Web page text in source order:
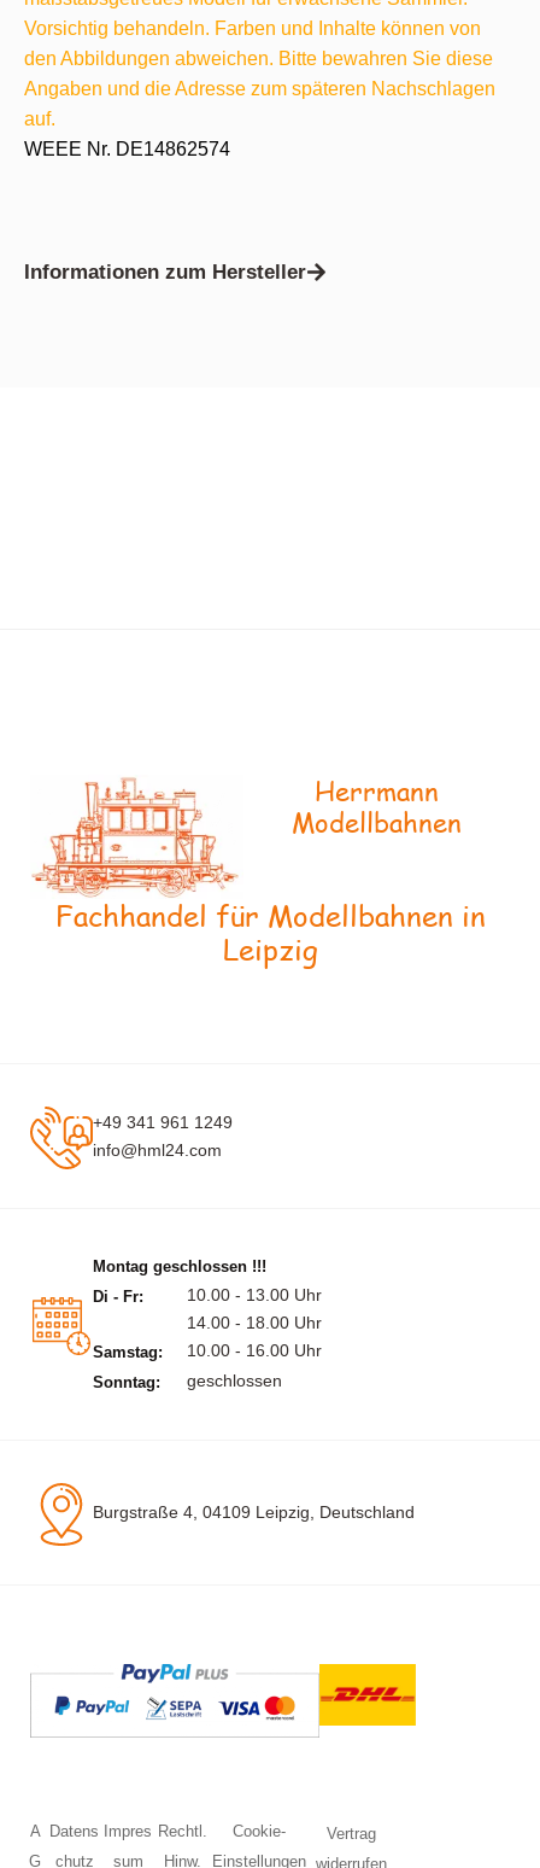
Vorsichtig behandeln. Farben und Inhalte können von
den Abbildungen abweichen. Bitte bewahren Sie diese
Angaben und die Adresse zum späteren Nachschlagen
auf.
WEEE Nr. DE14862574
Informationen zum Hersteller
Herrmann
Modellbahnen
Fachhandel für Modellbahnen in
Leipzig
+49 341 961 1249
info@hml24.com
Montag geschlossen !!!
Di - Fr:
10.00 - 13.00 Uhr
14.00 - 18.00 Uhr
Samstag: 10.00 - 16.00 Uhr
Sonntag: geschlossen
Burgstraße 4, 04109 Leipzig, Deutschland
A
G
Datens
chutz
Impres
sum
Rechtl.
Hinw.
Cookie-
Einstellungen
Vertrag
widerrufen